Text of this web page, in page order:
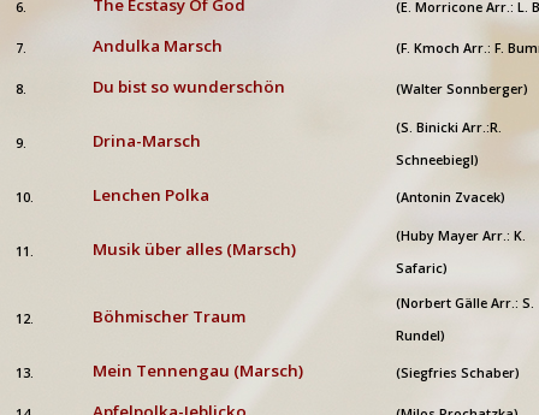
6. The Ecstasy Of God (E. Morricone Arr.: L.
7. Andulka Marsch (F. Kmoch Arr.: F.
8. Du bist so wunderschön (Walter Sonnberger)
9. Drina-Marsch
(S. Binicki Arr.:R.
Schneebiegl)
10. Lenchen Polka (Antonin Zvacek)
11. Musik über alles (Marsch)
(Huby Mayer Arr.: K.
Safaric)
12. Böhmischer Traum
(Norbert Gälle Arr.: S.
Rundel)
13. Mein Tennengau (Marsch) (Siegfries Schaber)